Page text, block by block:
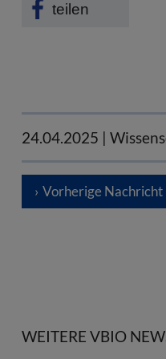
teilen
24.04.2025 |
Vorherige Nachricht
WEITERE VBIO